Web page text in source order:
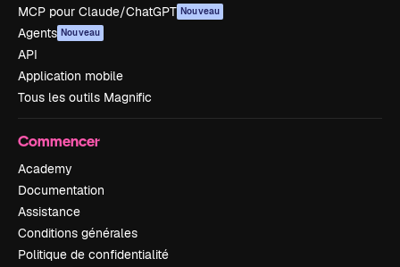
MCP pour Claude/ChatGPT Nouveau
Agents Nouveau
API
Application mobile
Tous les outils Magnific
Commencer
Academy
Documentation
Assistance
Conditions générales
Politique de confidentialité